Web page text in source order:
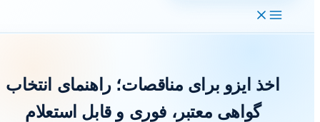
اخذ ایزو برای مناقصات؛ راهنمای انتخاب
گواهی معتبر، فوری و قابل استعلام